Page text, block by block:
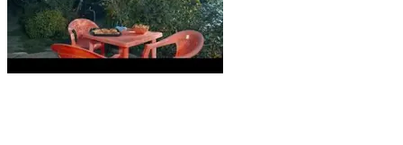
Melodrama
Uzbekistan